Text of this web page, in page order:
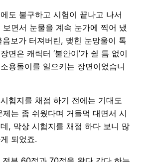
도 불구하고 시험이 끝나고 나서
면서 눈물을 계속 눈가에 찍어 냈
보가 터져버린, 맺힌 눈망울이 톡
면은 캐릭터 ‘불안이’가 쉴 틈 없이
용돌이를 일으키는 장면이었습니
험지를 채점 하기 전에는 기대도
는 좀 쉬웠다며 거들먹 대면서 시
, 막상 시험지를 채점 하다 보니 많
되었죠.